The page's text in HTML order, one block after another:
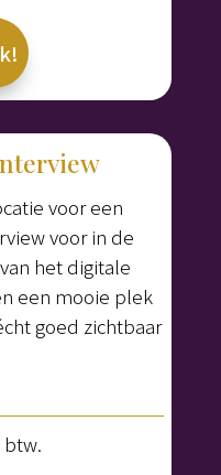
voor een
voor in de
het digitale
een mooie plek
goed zichtbaar
btw.